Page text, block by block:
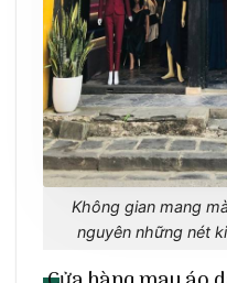
Không gian mang
nguyên những nét